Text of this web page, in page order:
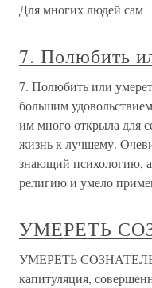
Для многих людей сам
7. Полюбить
7. Полюбить или
большим
им много открыла для
жизнь к лучшему.
знающий психологию,
религию и умело
УМЕРЕТЬ
УМЕРЕТЬ
капитуляция,